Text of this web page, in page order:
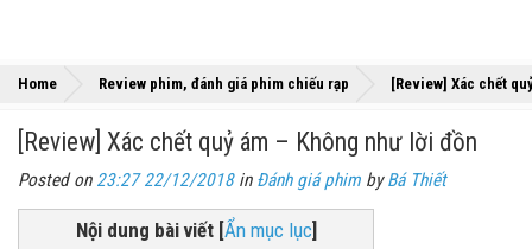
Home Review phim, đánh giá phim chiếu rạp [Review] Xác chết
[Review] Xác chết quỷ ám – Không như lời đồn
Posted on 23:27 22/12/2018in Đánh giá phim byBá Thiết
Nội dung bài viết[Ẩn mục lục]